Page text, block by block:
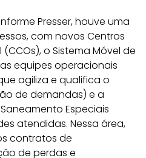
Presser, houve uma
com novos Centros
o Sistema Móvel de
equipes operacionais
agiliza e qualifica o
de demandas) e a
Especiais
atendidas. Nessa área,
contratos de
de perdas e